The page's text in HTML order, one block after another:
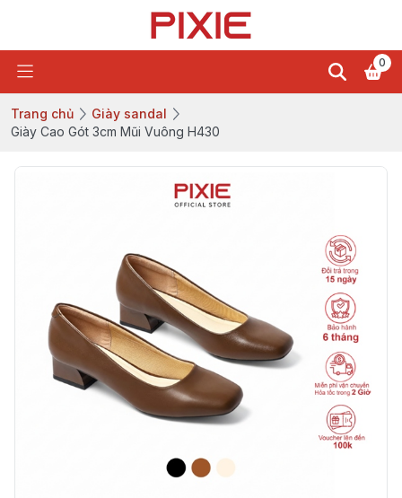
0
Trang chủ
Giày sandal
Giày Cao Gót 3cm Mũi Vuông H430